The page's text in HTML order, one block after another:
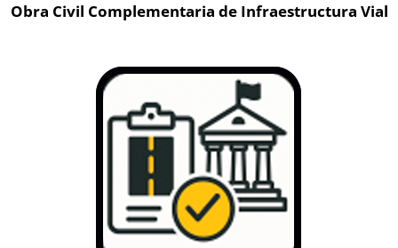
Obra Civil Complementaria de Infraestructura Vial